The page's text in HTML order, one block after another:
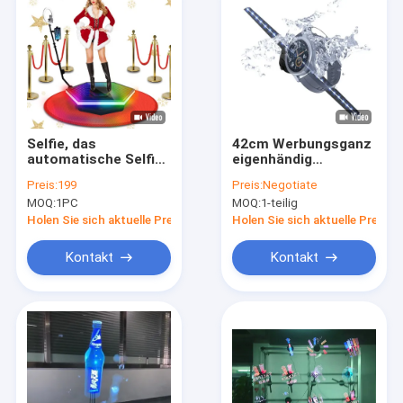
Produkte
Über uns
Selfie, das
automatische Selfie-
Geburtstags-
Hochzeitsfest dreht
Preis:199
MOQ:1PC
Holen Sie sich aktuelle Preis
Kontakt
42cm Werbungsganz
eigenhändig
3D für Innenwerbung
Preis:Negotiate
MOQ:1-teilig
Holen Sie sich aktuelle Preis
Kontakt